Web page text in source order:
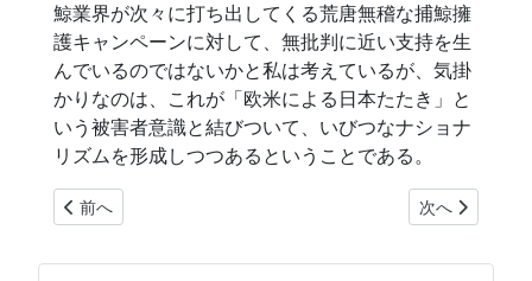
鯨業界が次々に打ち出してくる荒唐無稽な捕鯨擁
護キャンペーンに対して、無批判に近い支持を生
んでいるのではないかと私は考えているが、気掛
かりなのは、これが「欧米による日本たたき」と
いう被害者意識と結びついて、いびつなナショナ
リズムを形成しつつあるということである。
前の記事へ: 調査捕鯨の中止を歓迎する
前へ 次の記事へ:
次へ